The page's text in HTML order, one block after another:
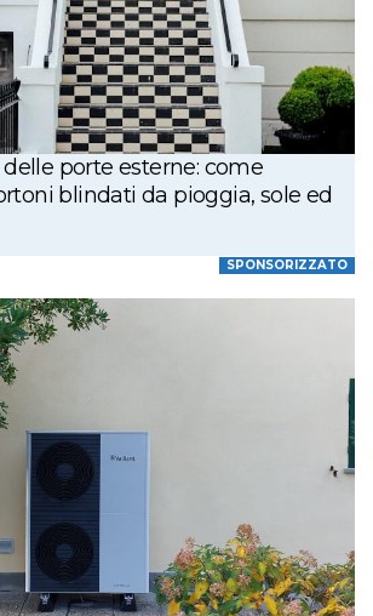
porte esterne: come
blindati da pioggia, sole ed
SPONSORIZZATO